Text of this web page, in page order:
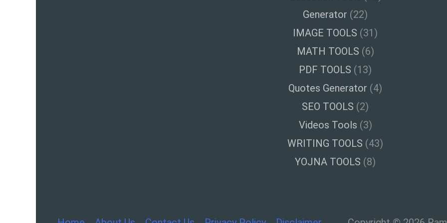
Generator (22)
IMAGE TOOLS (31)
MATH TOOLS (6)
PDF TOOLS (13)
Quotes Generator (4)
SEO TOOLS (2)
Videos Tools (3)
WRITING TOOLS (43)
YOJNA TOOLS (8)